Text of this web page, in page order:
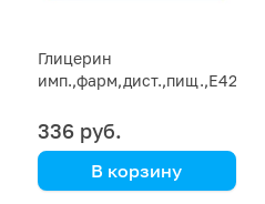
Глицерин
336 руб.
В корзину